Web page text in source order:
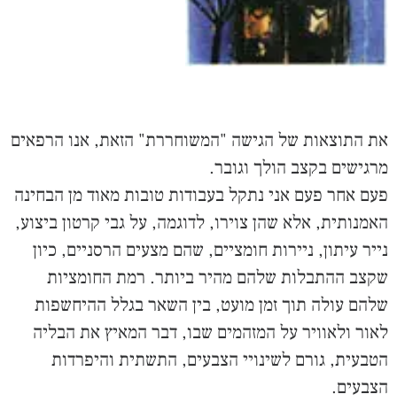
את התוצאות של הגישה "המשוחררת" הזאת, אנו הרפאים
מרגישים בקצב הולך וגובר.
פעם אחר פעם אני נתקל בעבודות טובות מאוד מן הבחינה
האמנותית, אלא שהן צוירו, לדוגמה, על גבי קרטון ביצוע,
נייר עיתון, ניירות חומציים, שהם מצעים הרסניים, כיון
שקצב ההתבלות שלהם מהיר ביותר. רמת החומציות
שלהם עולה תוך זמן מועט, בין השאר בגלל ההיחשפות
לאור ולאוויר על המזהמים שבו, דבר המאיץ את הבליה
הטבעית, גורם לשינויי הצבעים, התשתית והיפרדות
הצבעים.